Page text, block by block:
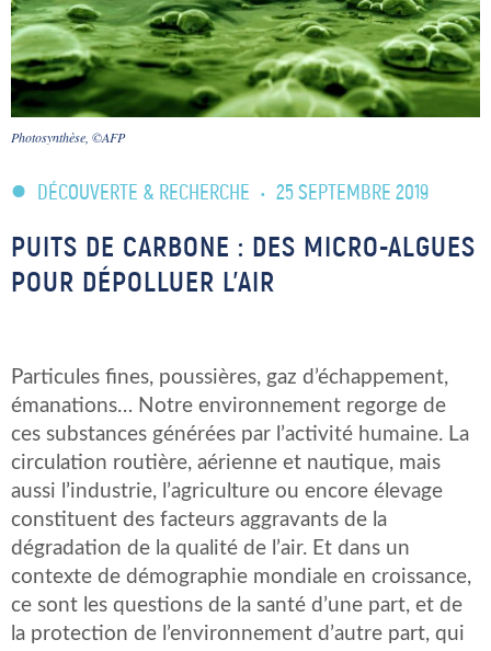
Photosynthèse, ©AFP
DÉCOUVERTE & RECHERCHE • 25 SEPTEMBRE 2019
PUITS DE CARBONE : DES MICRO-ALGUES
POUR DÉPOLLUER L’AIR
Particules fines, poussières, gaz d’échappement,
émanations… Notre environnement regorge de
ces substances générées par l’activité humaine. La
circulation routière, aérienne et nautique, mais
aussi l’industrie, l’agriculture ou encore élevage
constituent des facteurs aggravants de la
dégradation de la qualité de l’air. Et dans un
contexte de démographie mondiale en croissance,
ce sont les questions de la santé d’une part, et de
la protection de l’environnement d’autre part, qui